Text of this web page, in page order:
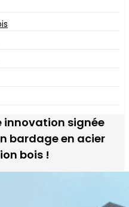
innovation signée
bardage en acier
bois !